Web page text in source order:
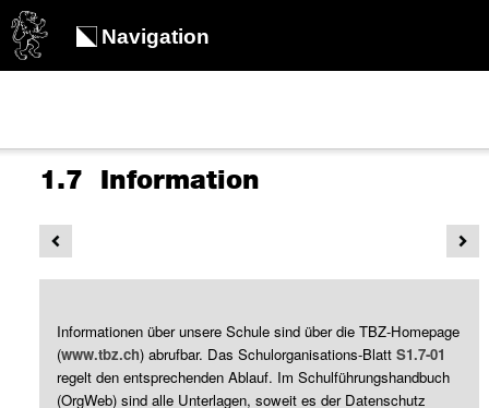
Navigation
1.7 Information
Informationen über unsere Schule sind über die TBZ-Homepage
(www.tbz.ch) abrufbar. Das Schulorganisations-Blatt S1.7-01
regelt den entsprechenden Ablauf. Im Schulführungshandbuch
(OrgWeb) sind alle Unterlagen, soweit es der Datenschutz